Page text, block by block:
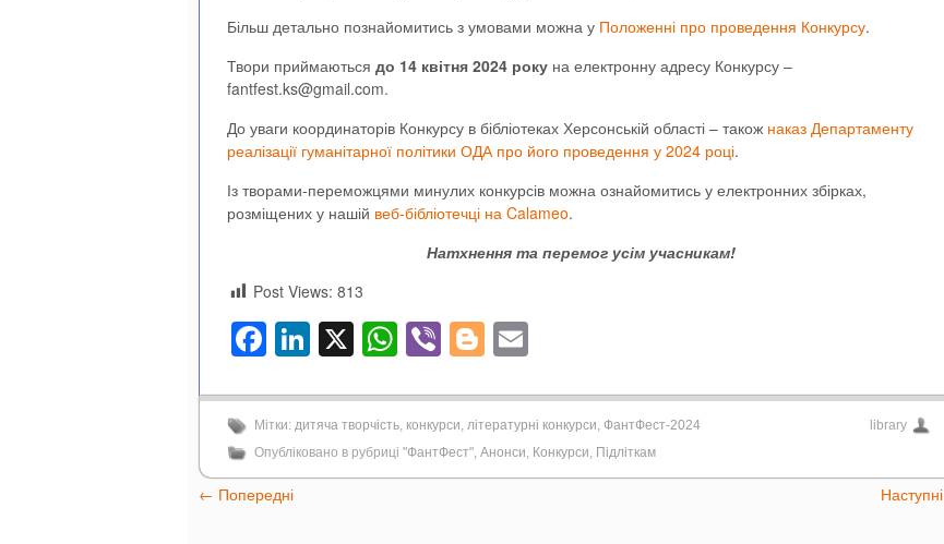
Більш детально познайомитись з умовами можна у Положенні про проведення Конкурсу.
Твори приймаються до 14 квітня 2024 року на електронну адресу Конкурсу –
fantfest.ks@gmail.com.
До уваги координаторів Конкурсу в бібліотеках Херсонській області – також наказ Департаменту
реалізації гуманітарної політики ОДА про його проведення у 2024 році.
Із творами-переможцями минулих конкурсів можна ознайомитись у електронних збірках,
розміщених у нашій веб-бібліотечці на Calameo.
Натхнення та перемог усім учасникам!
Post Views: 813
Facebook
LinkedIn
X WhatsApp
ViberBlogger
Мітки: дитяча творчість, конкурси, літературні конкурси, ФантФест-2024
Опубліковано в рубриці "ФантФест", Анонси, Конкурси, Підліткам
library
← Попередні Наступні